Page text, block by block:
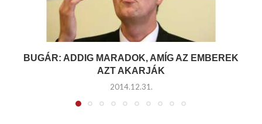
BUGÁR: ADDIG MARADOK, AMÍG AZ EMBEREK
AZT AKARJÁK
2014.12.31.